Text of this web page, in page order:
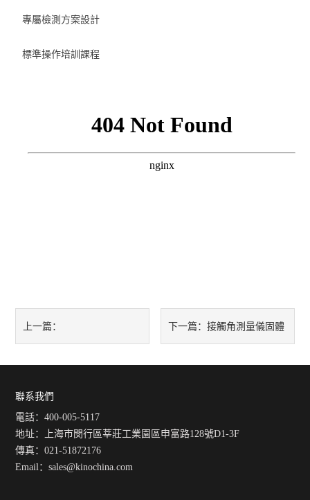
專屬檢測方案設計
標準操作培訓課程
上一篇：
測量儀：我的科研得力助手
下一篇： 接觸角測量儀固體
聯系我們
電話：400-005-5117
地址：上海市閔行區莘莊工業園區申富路128號D1-3F
傳真：021-51872176
Email：sales@kinochina.com